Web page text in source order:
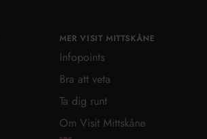
MER VISIT MITTSKÅNE
Infopoints
Bra att veta
Ta dig runt
Om Visit Mittskåne